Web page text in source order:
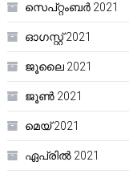
സെപ്റ്റംബർ 2021
ഓഗസ്റ്റ്‌ 2021
ജൂലൈ 2021
ജൂൺ 2021
മെയ്‌ 2021
ഏപ്രിൽ 2021